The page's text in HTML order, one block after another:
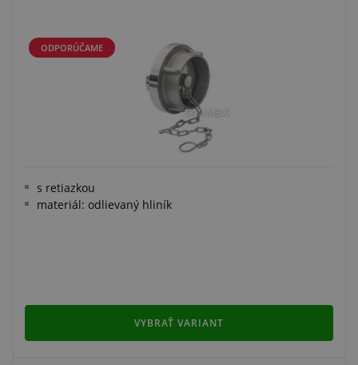
ODPORÚČAME
s retiazkou
materiál: odlievaný hliník
VYBRAŤ VARIANT